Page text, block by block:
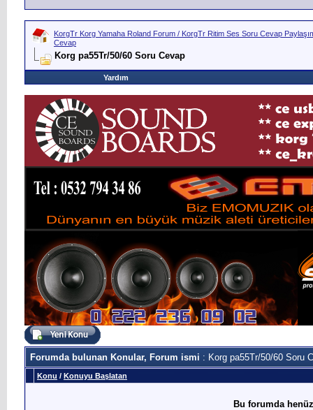
KorgTr Korg Yamaha Roland Forum / KorgTr Ritim Ses Soru Cevap
Cevap
Korg pa55Tr/50/60 Soru Cevap
Yardım
Forumda bulunan Konular, Forum ismi : Korg pa55Tr/50/60 Soru
Konu / Konuyu Başlatan
Bu forumda